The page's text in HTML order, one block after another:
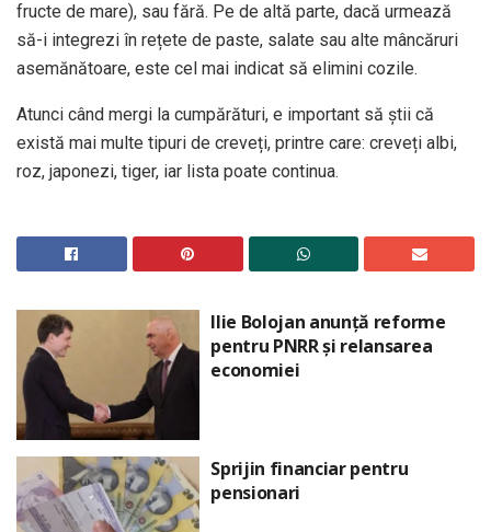
fructe de mare), sau fără. Pe de altă parte, dacă urmează
să-i integrezi în rețete de paste, salate sau alte mâncăruri
asemănătoare, este cel mai indicat să elimini cozile.
Atunci când mergi la cumpărături, e important să știi că
există mai multe tipuri de creveți, printre care: creveți albi,
roz, japonezi, tiger, iar lista poate continua.
Ilie Bolojan anunță reforme
pentru PNRR și relansarea
economiei
Sprijin financiar pentru
pensionari